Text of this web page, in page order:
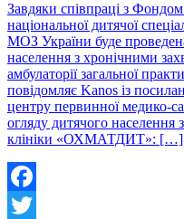
Завдяки співпраці з
національної дитячої
МОЗ України буде
населення з хронічними
амбулаторії загальної
повідомляє Kanos із
центру первинної медико-
огляду дитячого населення
клініки «ОХМАТДИТ»: […]
Facebook